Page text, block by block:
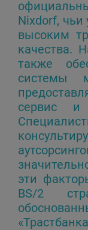
Nixdorf, чьи
высоким
качества.
также
системы
сервис и
эти
BS/2